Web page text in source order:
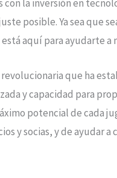
con la inversión en
posible. Ya sea que
aquí para ayudarte
que ha
y capacidad para
potencial de cada
y socias, y de ayudar a